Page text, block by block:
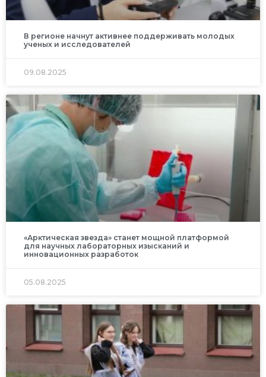
В регионе начнут активнее поддерживать молодых
ученых и исследователей
09.08.2025
«Арктическая звезда» станет мощной платформой
для научных лабораторных изысканий и
инновационных разработок
05.08.2025